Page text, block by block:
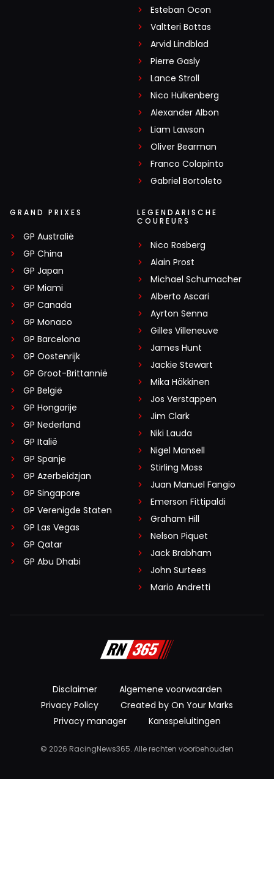
Esteban Ocon
Valtteri Bottas
Arvid Lindblad
Pierre Gasly
Lance Stroll
Nico Hülkenberg
Alexander Albon
Liam Lawson
Oliver Bearman
Franco Colapinto
Gabriel Bortoleto
GRAND PRIXES
GP Australië
GP China
GP Japan
GP Miami
GP Canada
GP Monaco
GP Barcelona
GP Oostenrijk
GP Groot-Brittannië
GP België
GP Hongarije
GP Nederland
GP Italië
GP Spanje
GP Azerbeidzjan
GP Singapore
GP Verenigde Staten
GP Las Vegas
GP Qatar
GP Abu Dhabi
LEGENDARISCHE
COUREURS
Nico Rosberg
Alain Prost
Michael Schumacher
Alberto Ascari
Ayrton Senna
Gilles Villeneuve
James Hunt
Jackie Stewart
Mika Häkkinen
Jos Verstappen
Jim Clark
Niki Lauda
Nigel Mansell
Stirling Moss
Juan Manuel Fangio
Emerson Fittipaldi
Graham Hill
Nelson Piquet
Jack Brabham
John Surtees
Mario Andretti
Disclaimer
Algemene voorwaarden
Privacy Policy
Created by On Your Marks
Privacy manager
Kansspeluitingen
© 2026 RacingNews365. Alle rechten voorbehouden